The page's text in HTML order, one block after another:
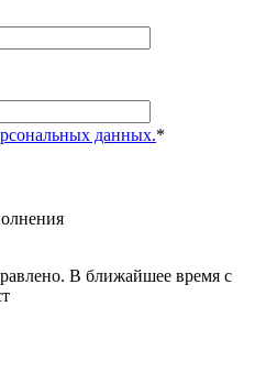
данных.*
В ближайшее время с